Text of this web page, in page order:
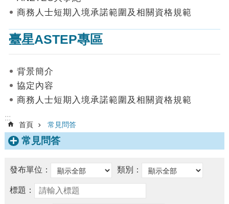
首
網
站
覽
絡
我
們
English
隱
權
商務人士短期入境承諾範圍及相關資格規範
臺星ASTEP專區
背景簡介
協定內容
商務人士短期入境承諾範圍及相關資格規範
:::
首頁 常見問答
常見問答
發布單位： 類別：
標題：